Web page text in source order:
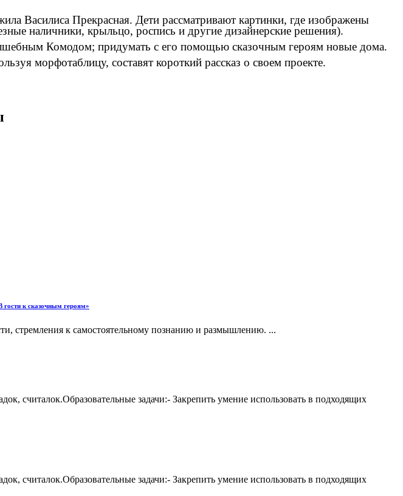
Василиса Прекрасная. Дети рассматривают картинки, где изображены
наличники, крыльцо, роспись и другие дизайнерские решения).
Комодом; придумать с его помощью сказочным героям новые дома.
морфотаблицу, составят короткий рассказ о своем проекте.
гости к сказочным героям»
стремления к самостоятельному познанию и размышлению. ...
считалок.Образовательные задачи:- Закрепить умение использовать в подходящих
считалок.Образовательные задачи:- Закрепить умение использовать в подходящих